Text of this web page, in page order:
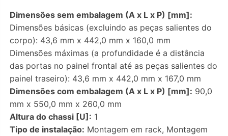
Dimensões sem embalagem (A x L x P) [mm]:
Dimensões básicas (excluindo as peças salientes do
corpo): 43,6 mm x 442,0 mm x 160,0 mm
Dimensões máximas (a profundidade é a distância
das portas no painel frontal até as peças salientes do
painel traseiro): 43,6 mm x 442,0 mm x 167,0 mm
Dimensões com embalagem (A x L x P) [mm]: 90,0
mm x 550,0 mm x 260,0 mm
Altura do chassi [U]: 1
Tipo de instalação: Montagem em rack, Montagem